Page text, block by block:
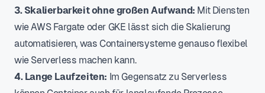
3. Skalierbarkeit ohne großen Aufwand: Mit Diensten
wie AWS Fargate oder GKE lässt sich die Skalierung
automatisieren, was Containersysteme genauso flexibel
wie Serverless machen kann.
4. Lange Laufzeiten: Im Gegensatz zu Serverless